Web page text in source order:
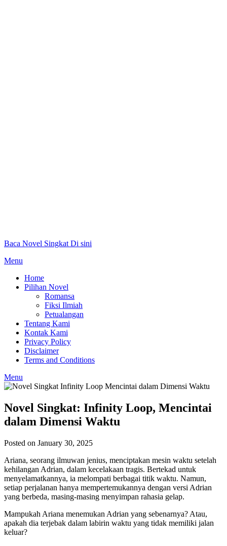
to
Baca Novel Singkat Di sini
Menu
Home
Pilihan Novel
Romansa
Fiksi Ilmiah
Petualangan
Tentang Kami
Kontak Kami
Privacy Policy
Disclaimer
Terms and Conditions
Menu
Novel Singkat: Infinity Loop, Mencintai
dalam Dimensi Waktu
Posted on January 30, 2025
Ariana, seorang ilmuwan jenius, menciptakan mesin waktu setelah
kehilangan Adrian, dalam kecelakaan tragis. Bertekad untuk
menyelamatkannya, ia melompati berbagai titik waktu. Namun,
setiap perjalanan hanya mempertemukannya dengan versi Adrian
yang berbeda, masing-masing menyimpan rahasia gelap.
Mampukah Ariana menemukan Adrian yang sebenarnya? Atau,
apakah dia terjebak dalam labirin waktu yang tidak memiliki jalan
keluar?